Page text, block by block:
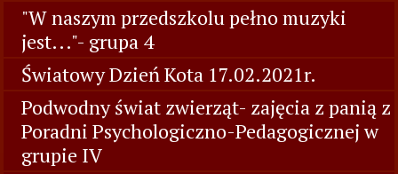
"W naszym przedszkolu pełno muzyki
jest..."- grupa 4
Światowy Dzień Kota 17.02.2021r.
Podwodny świat zwierząt- zajęcia z panią z
Poradni Psychologiczno-Pedagogicznej w
grupie IV